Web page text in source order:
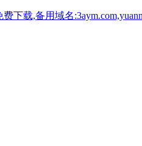
载,备用域名